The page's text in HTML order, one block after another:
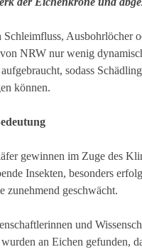
Ausbohrlöcher
NRW nur wenig
sodass
können.
gewinnen im Zuge des
Insekten, besonders
zunehmend geschwächt.
und
an Eichen gefunden,